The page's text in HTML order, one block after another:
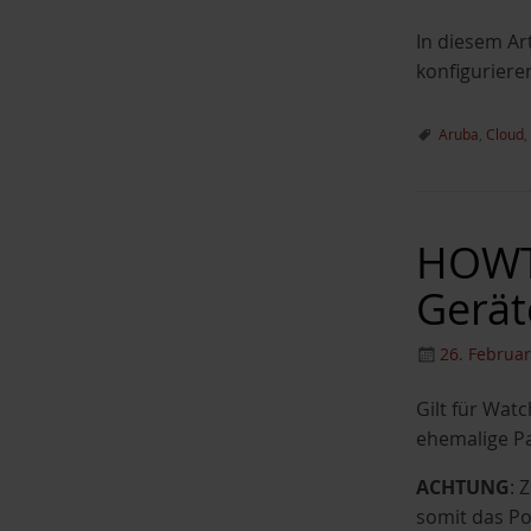
In diesem
Aruba Cloud
26.
Gilt für
ehemalige
ACHTUNG:
somit das